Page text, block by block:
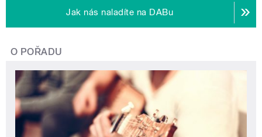
Jak nás naladíte na DABu
O POŘADU